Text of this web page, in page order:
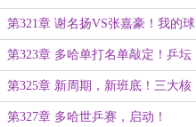
第321章 谢名扬VS张嘉豪！我的球
拍，未尝不利！
第323章 多哈单打名单敲定！乒坛
大地震！
第325章 新周期，新班底！三大核
心任务！
第327章 多哈世乒赛，启动！